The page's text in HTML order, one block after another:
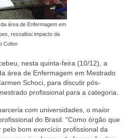
Técnica
área de Enfermagem em
ressaltou impacto da
Cofen
nesta quinta-feira (10/12), a
área de Enfermagem em Mestrado
Schoci, para discutir pós-
profissional para a categoria.
com universidades, o maior
do Brasil. “Como órgão que
bom exercício profissional da